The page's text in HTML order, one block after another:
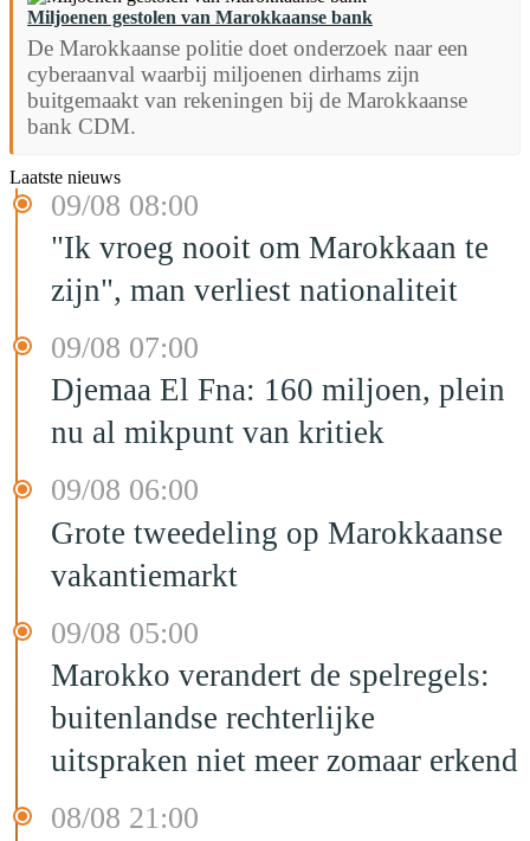
Miljoenen gestolen van Marokkaanse bank
De Marokkaanse politie doet onderzoek naar een
cyberaanval waarbij miljoenen dirhams zijn
buitgemaakt van rekeningen bij de Marokkaanse
bank CDM.
Laatste nieuws
09/08 08:00
"Ik vroeg nooit om Marokkaan te
zijn", man verliest nationaliteit
09/08 07:00
Djemaa El Fna: 160 miljoen, plein
nu al mikpunt van kritiek
09/08 06:00
Grote tweedeling op Marokkaanse
vakantiemarkt
09/08 05:00
Marokko verandert de spelregels:
buitenlandse rechterlijke
uitspraken niet meer zomaar erkend
08/08 21:00